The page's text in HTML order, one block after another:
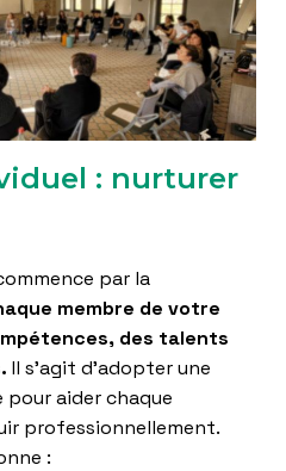
: nurturer
par la
membre de votre
des talents
Il s’agit d’adopter une
aider chaque
professionnellement.
: